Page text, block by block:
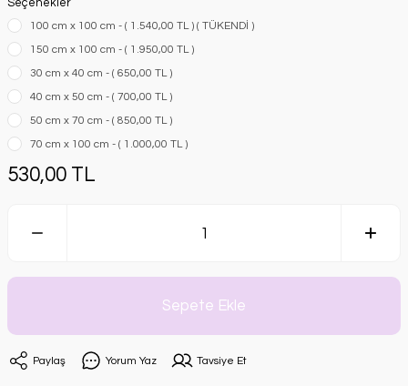
Seçenekler
100 cm x 100 cm - ( 1.540,00 TL ) ( TÜKENDİ )
150 cm x 100 cm - ( 1.950,00 TL )
30 cm x 40 cm - ( 650,00 TL )
40 cm x 50 cm - ( 700,00 TL )
50 cm x 70 cm - ( 850,00 TL )
70 cm x 100 cm - ( 1.000,00 TL )
530,00 TL
Sepete Ekle
Paylaş Yorum Yaz Tavsiye Et